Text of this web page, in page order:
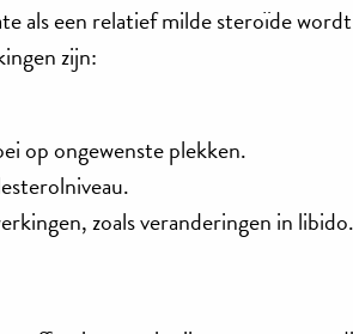
als een relatief milde steroïde
zijn:
op ongewenste plekken.
zoals veranderingen in libido.